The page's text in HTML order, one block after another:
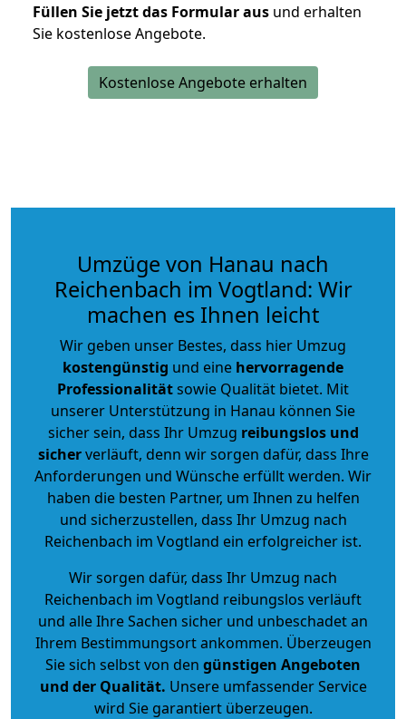
Füllen Sie jetzt das Formular aus und erhalten
Sie kostenlose Angebote.
Kostenlose Angebote erhalten
Umzüge von Hanau nach
Reichenbach im Vogtland: Wir
machen es Ihnen leicht
Wir geben unser Bestes, dass hier Umzug
kostengünstig und eine hervorragende
Professionalitätsowie Qualität bietet. Mit
unserer Unterstützung in Hanau können Sie
sicher sein, dass Ihr Umzug reibungslos und
sicherverläuft, denn wir sorgen dafür, dass Ihre
Anforderungen und Wünsche erfüllt werden. Wir
haben die besten Partner, um Ihnen zu helfen
und sicherzustellen, dass Ihr Umzug nach
Reichenbach im Vogtland ein erfolgreicher ist.
Wir sorgen dafür, dass Ihr Umzug nach
Reichenbach im Vogtland reibungslos verläuft
und alle Ihre Sachen sicher und unbeschadet an
Ihrem Bestimmungsort ankommen. Überzeugen
Sie sich selbst von den günstigen Angeboten
und der Qualität. Unsere umfassender Service
wird Sie garantiert überzeugen.